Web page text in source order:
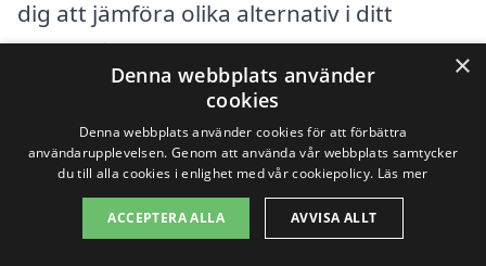
dig att jämföra olika alternativ i ditt
närområde.
Förutom att ge dig information om
takmålningens fördelar, kommer vi att
hjälpa dig att kontakta företag i områden
omkring Bengtsheden. Här är några av de
×
Denna webbplats använder
cookies
Denna webbplats använder cookies för att förbättra
användarupplevelsen. Genom att använda vår webbplats samtycker
du till alla cookies i enlighet med vår cookiepolicy. Läs mer
ACCEPTERA ALLA AVVISA ALLT